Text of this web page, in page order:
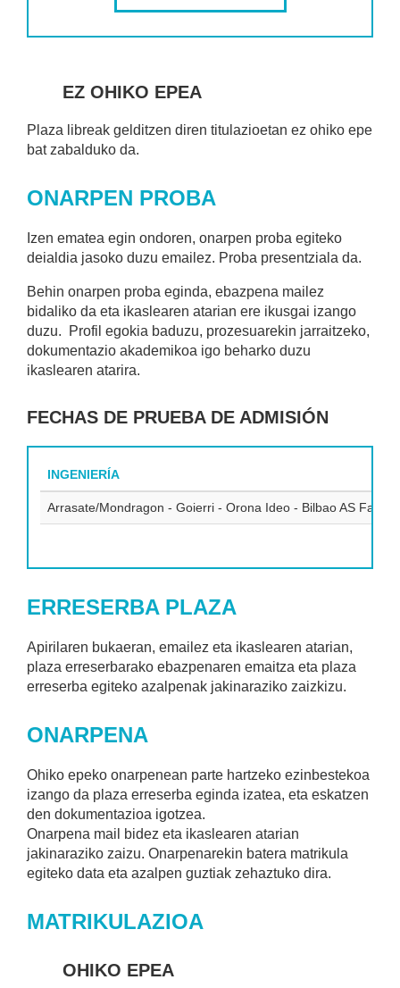
EZ OHIKO EPEA
Plaza libreak gelditzen diren titulazioetan ez ohiko epe
bat zabalduko da.
ONARPEN PROBA
Izen ematea egin ondoren, onarpen proba egiteko
deialdia jasoko duzu emailez. Proba presentziala da.
Behin onarpen proba eginda, ebazpena mailez
bidaliko da eta ikaslearen atarian ere ikusgai izango
duzu. Profil egokia baduzu, prozesuarekin jarraitzeko,
dokumentazio akademikoa igo beharko duzu
ikaslearen atarira.
FECHAS DE PRUEBA DE ADMISIÓN
INGENIERÍA
Arrasate/Mondragon - Goierri - Orona Ideo - Bilbao AS Fabrik
ERRESERBA PLAZA
Apirilaren bukaeran, emailez eta ikaslearen atarian,
plaza erreserbarako ebazpenaren emaitza eta plaza
erreserba egiteko azalpenak jakinaraziko zaizkizu.
ONARPENA
Ohiko epeko onarpenean parte hartzeko ezinbestekoa
izango da plaza erreserba eginda izatea, eta eskatzen
den dokumentazioa igotzea.
Onarpena mail bidez eta ikaslearen atarian
jakinaraziko zaizu. Onarpenarekin batera matrikula
egiteko data eta azalpen guztiak zehaztuko dira.
MATRIKULAZIOA
OHIKO EPEA